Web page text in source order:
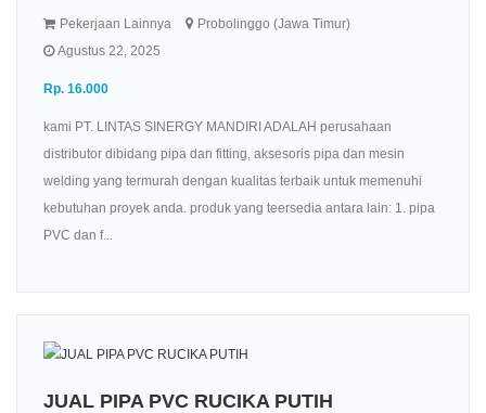
Pekerjaan Lainnya
Probolinggo (Jawa Timur)
Agustus 22, 2025
Rp. 16.000
kami PT. LINTAS SINERGY MANDIRI ADALAH perusahaan
distributor dibidang pipa dan fitting, aksesoris pipa dan mesin
welding yang termurah dengan kualitas terbaik untuk memenuhi
kebutuhan proyek anda. produk yang teersedia antara lain: 1. pipa
PVC dan f...
JUAL PIPA PVC RUCIKA PUTIH